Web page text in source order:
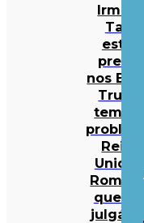
Irmãos
Tate
estão
presos
nos EUA
Trump
tem um
Reino
Unido e
querem
julgá-los